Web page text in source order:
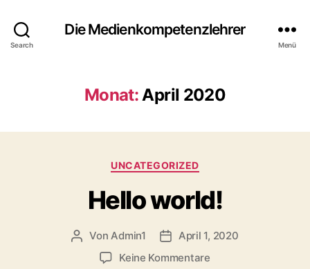
Search
Die Medienkompetenzlehrer
Menü
Monat:April 2020
Kategorien
UNCATEGORIZED
Hello world!
Beitragsautor
Von Admin1 Beitragsdatum
April 1, 2020
Keine Kommentarezu